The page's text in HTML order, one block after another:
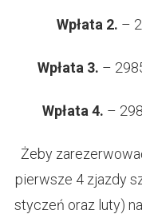
Wpłata 2. –
Wpłata 3. –
Wpłata 4. –
Żeby
pierwsze 4 zjazdy
styczeń oraz luty)